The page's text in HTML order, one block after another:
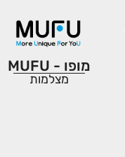
מופו - MUFU
מצלמות